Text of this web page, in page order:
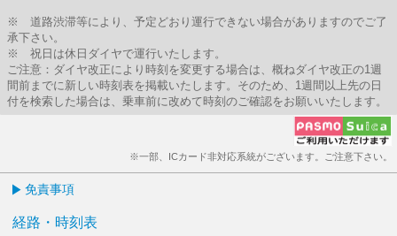
※ 道路渋滞等により、予定どおり運行できない場合がありますのでご了
承下さい。
※ 祝日は休日ダイヤで運行いたします。
ご注意：ダイヤ改正により時刻を変更する場合は、概ねダイヤ改正の1週
間前までに新しい時刻表を掲載いたします。そのため、1週間以上先の日
付を検索した場合は、乗車前に改めて時刻のご確認をお願いいたします。
※一部、ICカード非対応系統がございます。ご注意下さい。
免責事項
経路・時刻表